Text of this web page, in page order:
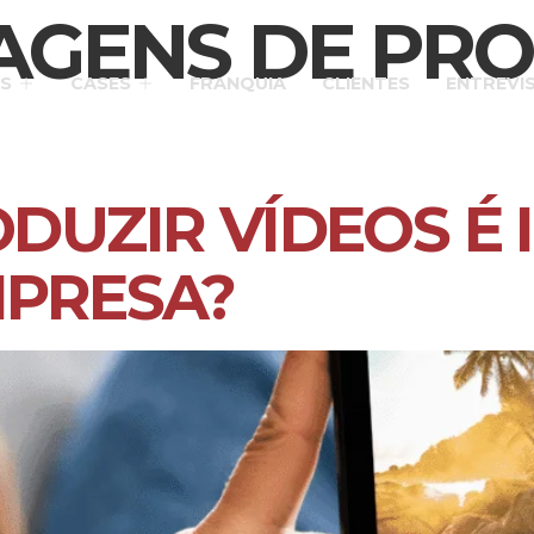
CASES FRANQUIA CLIENTES
DE
VÍDEOS É